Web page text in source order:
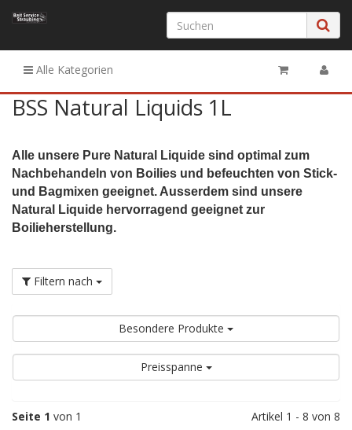
Alle Kategorien
BSS Natural Liquids 1L
Alle unsere Pure Natural Liquide sind optimal zum
Nachbehandeln von Boilies und befeuchten von Stick-
und Bagmixen geeignet. Ausserdem sind unsere
Natural Liquide hervorragend geeignet zur
Boilieherstellung.
Filtern nach
Besondere Produkte
Preisspanne
Seite 1 von 1 Artikel 1 - 8 von 8